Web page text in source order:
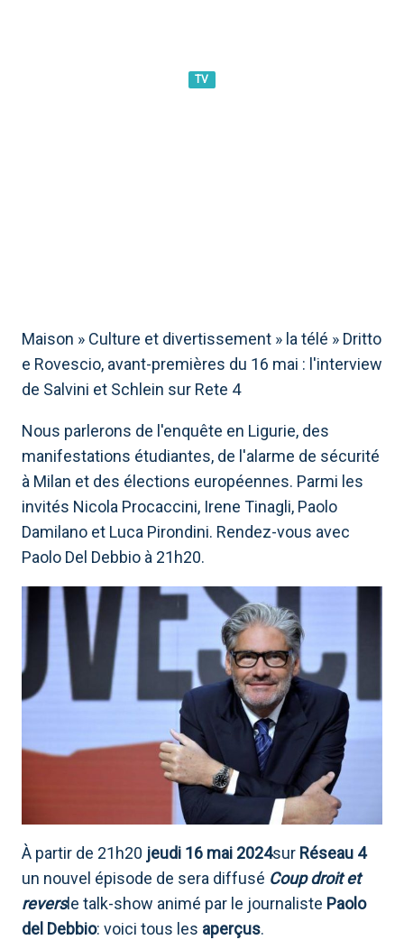
TV
Maison » Culture et divertissement » la télé » Dritto
e Rovescio, avant-premières du 16 mai : l'interview
de Salvini et Schlein sur Rete 4
Nous parlerons de l'enquête en Ligurie, des
manifestations étudiantes, de l'alarme de sécurité
à Milan et des élections européennes. Parmi les
invités Nicola Procaccini, Irene Tinagli, Paolo
Damilano et Luca Pirondini. Rendez-vous avec
Paolo Del Debbio à 21h20.
À partir de 21h20 jeudi 16 mai 2024sur Réseau 4
un nouvel épisode de sera diffusé Coup droit et
reversle talk-show animé par le journaliste Paolo
del Debbio: voici tous les aperçus.